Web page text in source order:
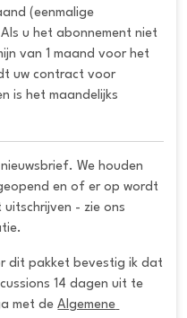
(eenmalige
u het abonnement niet
van 1 maand voor het
uw contract voor
is het maandelijks
We houden
en of er op wordt
uitschrijven - zie ons
dit pakket bevestig ik dat
14 dagen uit te
met de Algemene